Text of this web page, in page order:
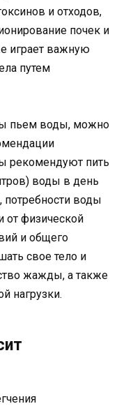
и отходов,
почек и
играет важную
путем
пьем воды, можно
рекомендуют пить
воды в день
потребности воды
от физической
и общего
свое тело и
жажды, а также
нагрузки.